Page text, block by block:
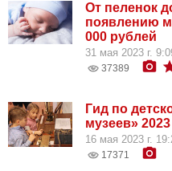
От пеленок
появлению
000 рублей
31 мая 2023 г.
37389
Гид по
музеев» 2023
16 мая 2023 г.
17371